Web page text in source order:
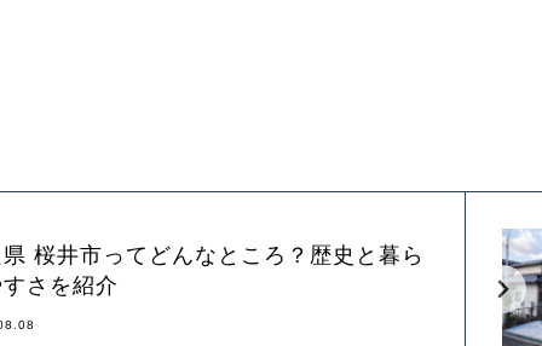
桜井市ってどんなところ？歴史と暮ら
さを紹介